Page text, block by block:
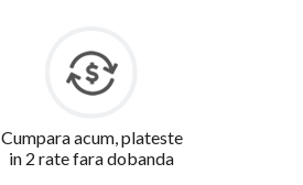
Cumpara acum, plateste
in 2 rate fara dobanda